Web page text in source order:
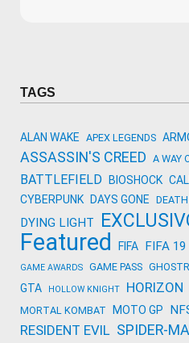
TAGS
ALAN WAKE APEX LEGENDS
ASSASSIN'S CREED A WAY
BATTLEFIELD BIOSHOCK
CYBERPUNK DAYS GONE
DYING LIGHT
Featured FIFA FIFA 19
GAME AWARDS GAME PASS
GTA HOLLOW KNIGHT HORIZON
MORTAL KOMBAT MOTO GP
RESIDENT EVIL SPIDER-